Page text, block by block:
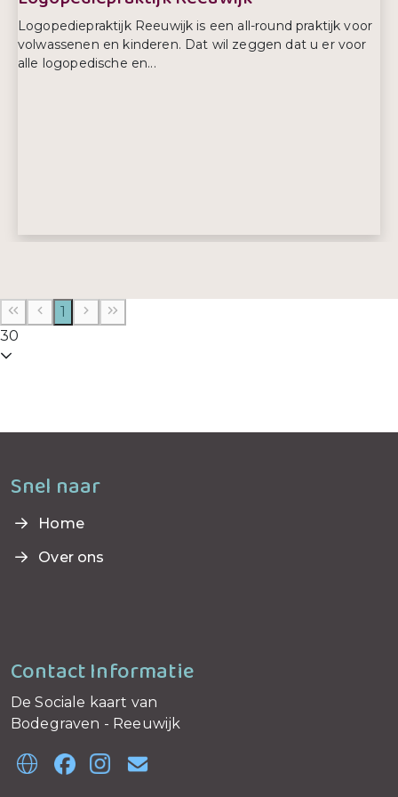
Logopediepraktijk Reeuwijk is een all-round praktijk voor
volwassenen en kinderen. Dat wil zeggen dat u er voor
alle logopedische en...
E-mailadres:
info@logopediereeuwijk.nl
1
30
Snel naar
Home
Over ons
Contact Informatie
De Sociale kaart van
Bodegraven - Reeuwijk